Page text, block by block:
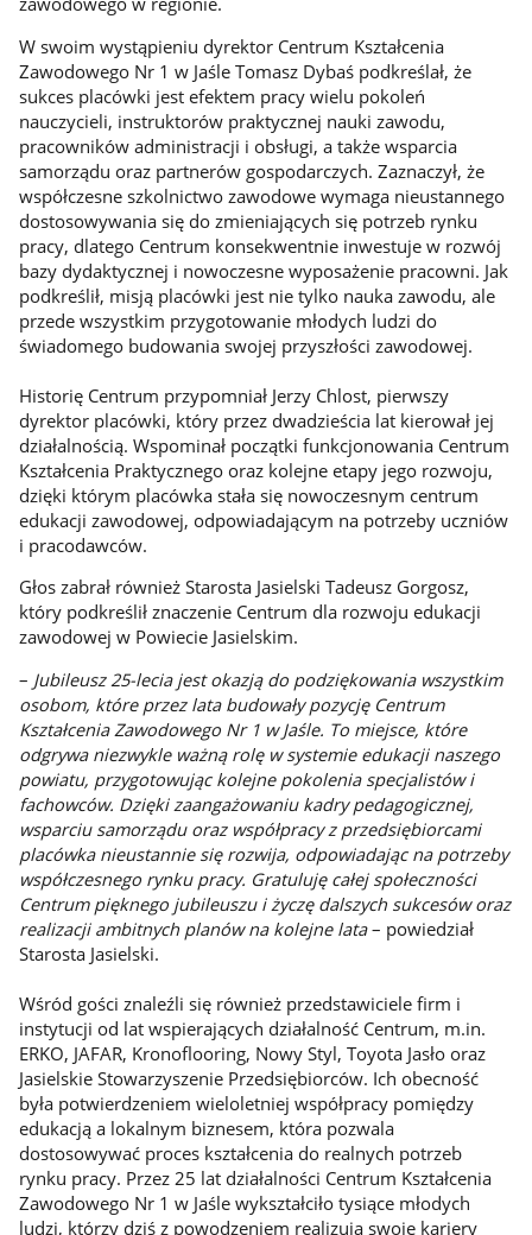
W swoim wystąpieniu dyrektor Centrum Kształcenia
Zawodowego Nr 1 w Jaśle Tomasz Dybaś podkreślał, że
sukces placówki jest efektem pracy wielu pokoleń
nauczycieli, instruktorów praktycznej nauki zawodu,
pracowników administracji i obsługi, a także wsparcia
samorządu oraz partnerów gospodarczych. Zaznaczył, że
współczesne szkolnictwo zawodowe wymaga nieustannego
dostosowywania się do zmieniających się potrzeb rynku
pracy, dlatego Centrum konsekwentnie inwestuje w rozwój
bazy dydaktycznej i nowoczesne wyposażenie pracowni. Jak
podkreślił, misją placówki jest nie tylko nauka zawodu, ale
przede wszystkim przygotowanie młodych ludzi do
świadomego budowania swojej przyszłości zawodowej.
Historię Centrum przypomniał Jerzy Chlost, pierwszy
dyrektor placówki, który przez dwadzieścia lat kierował jej
działalnością. Wspominał początki funkcjonowania Centrum
Kształcenia Praktycznego oraz kolejne etapy jego rozwoju,
dzięki którym placówka stała się nowoczesnym centrum
edukacji zawodowej, odpowiadającym na potrzeby uczniów
i pracodawców.
Głos zabrał również Starosta Jasielski Tadeusz Gorgosz,
który podkreślił znaczenie Centrum dla rozwoju edukacji
zawodowej w Powiecie Jasielskim.
– Jubileusz 25-lecia jest okazją do podziękowania wszystkim
osobom, które przez lata budowały pozycję Centrum
Kształcenia Zawodowego Nr 1 w Jaśle. To miejsce, które
odgrywa niezwykle ważną rolę w systemie edukacji naszego
powiatu, przygotowując kolejne pokolenia specjalistów i
fachowców. Dzięki zaangażowaniu kadry pedagogicznej,
wsparciu samorządu oraz współpracy z przedsiębiorcami
placówka nieustannie się rozwija, odpowiadając na potrzeby
współczesnego rynku pracy. Gratuluję całej społeczności
Centrum pięknego jubileuszu i życzę dalszych sukcesów oraz
realizacji ambitnych planów na kolejne lata– powiedział
Starosta Jasielski.
Wśród gości znaleźli się również przedstawiciele firm i
instytucji od lat wspierających działalność Centrum, m.in.
ERKO, JAFAR, Kronoflooring, Nowy Styl, Toyota Jasło oraz
Jasielskie Stowarzyszenie Przedsiębiorców. Ich obecność
była potwierdzeniem wieloletniej współpracy pomiędzy
edukacją a lokalnym biznesem, która pozwala
dostosowywać proces kształcenia do realnych potrzeb
rynku pracy. Przez 25 lat działalności Centrum Kształcenia
Zawodowego Nr 1 w Jaśle wykształciło tysiące młodych
ludzi, którzy dziś z powodzeniem realizują swoje kariery